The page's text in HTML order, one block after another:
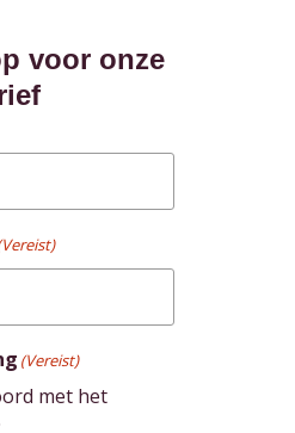
voor onze
(Vereist)
met het